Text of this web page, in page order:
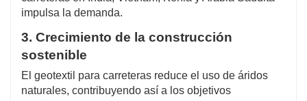
impulsa la demanda.
3. Crecimiento de la construcción
sostenible
El geotextil para carreteras reduce el uso de áridos
naturales, contribuyendo así a los objetivos